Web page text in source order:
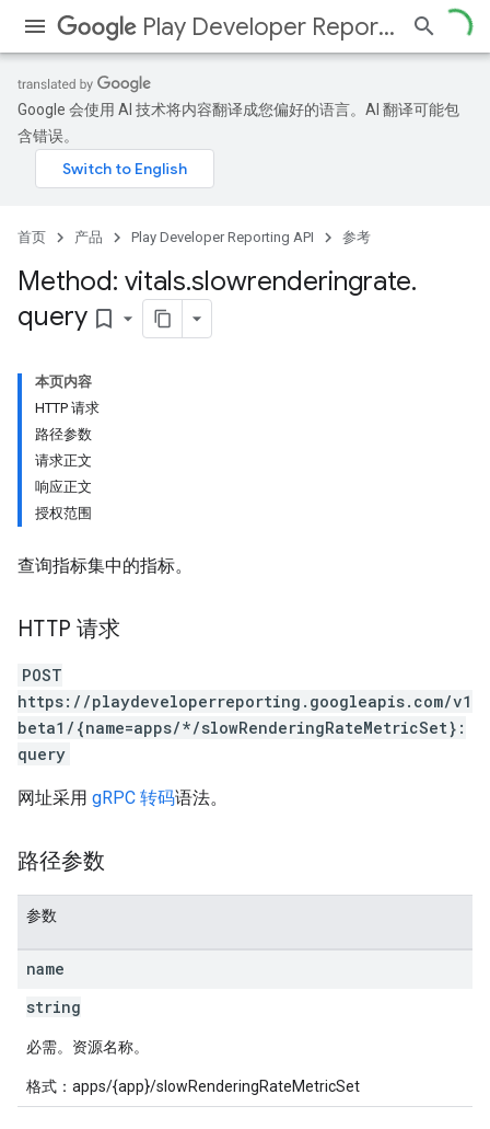
Play Developer Reporting API
Google 会使用 AI 技术将内容翻译成您偏好的语言。AI 翻译可能包
含错误。
首页 产品 Play Developer Reporting API 参考
Method: vitals.slowrenderingrate.
query bookmark_border
本页内容
HTTP 请求
路径参数
请求正文
响应正文
授权范围
查询指标集中的指标。
HTTP 请求
POST
https://playdeveloperreporting.googleapis.com/v1
beta1/{name=apps/*/slowRenderingRateMetricSet}:
query
网址采用 gRPC 转码语法。
路径参数
参数
name
string
必需。资源名称。
格式：apps/{app}/slowRenderingRateMetricSet